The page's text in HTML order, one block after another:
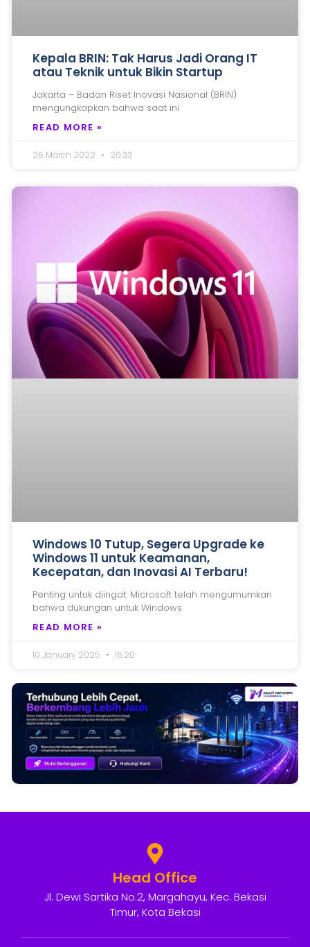
Kepala BRIN: Tak Harus Jadi Orang IT
atau Teknik untuk Bikin Startup
Jakarta – Badan Riset Inovasi Nasional (BRIN)
mengungkapkan bahwa saat ini
READ MORE »
26 March 2022 20:33
Windows 10 Tutup, Segera Upgrade ke
Windows 11 untuk Keamanan,
Kecepatan, dan Inovasi AI Terbaru!
Penting untuk diingat: Microsoft telah mengumumkan
bahwa dukungan untuk Windows
READ MORE »
10 January 2025 16:20
Head Office
Jl. Dewi Sartika No.2, Margahayu, Kec. Bekasi
Timur, Kota Bekasi